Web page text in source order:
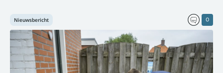
0
Nieuwsbericht